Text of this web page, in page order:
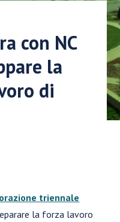
con NC
la
di
triennale
la forza lavoro